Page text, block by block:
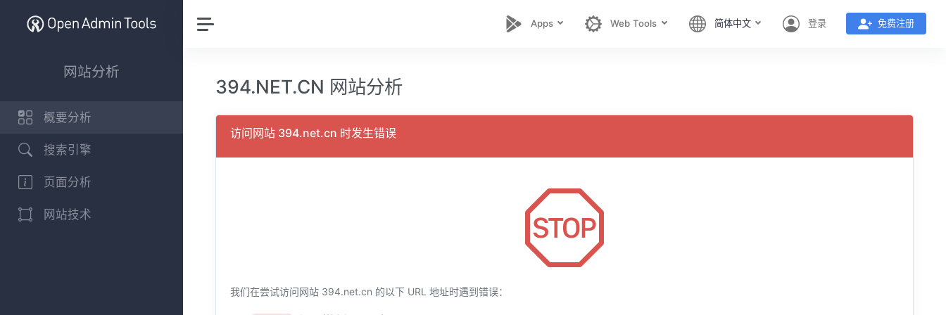
网站分析
概要分析
搜索引擎
页面分析
网站技术
Apps Web Tools 简体中文 登录 免费注册
394.NET.CN 网站分析
访问网站 394.net.cn 时发生错误
我们在尝试访问网站 394.net.cn 的以下 URL 地址时遇到错误：